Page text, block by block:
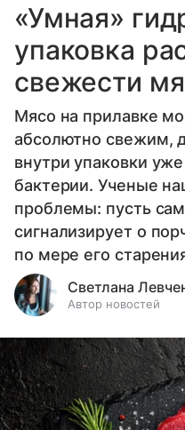
«Умная»
упаковка
свежести
Мясо на прилавке
абсолютно свежим,
внутри упаковки
бактерии. Ученые
проблемы: пусть
сигнализирует о
по мере его
Светлана
Автор новостей